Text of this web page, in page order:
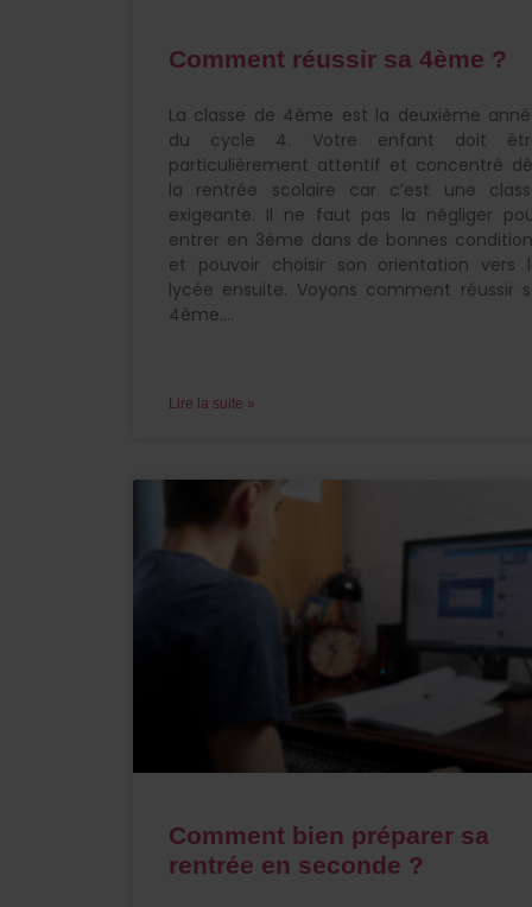
Comment réussir sa 4ème ?
La classe de 4ème est la deuxième
du cycle 4. Votre enfant doit
particulièrement attentif et concentré
la rentrée scolaire car c’est une
exigeante. Il ne faut pas la négliger
entrer en 3ème dans de bonnes
et pouvoir choisir son orientation vers
lycée ensuite. Voyons comment réussir
4ème.
Lire la suite »
Comment bien préparer sa
rentrée en seconde ?